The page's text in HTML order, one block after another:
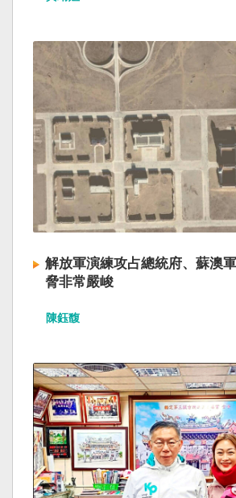
解放軍演練攻占總統府、蘇澳
脅非常嚴峻
陳鈺馥